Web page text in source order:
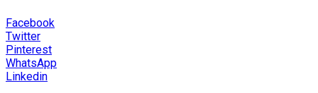
Facebook
Twitter
Pinterest
WhatsApp
Linkedin